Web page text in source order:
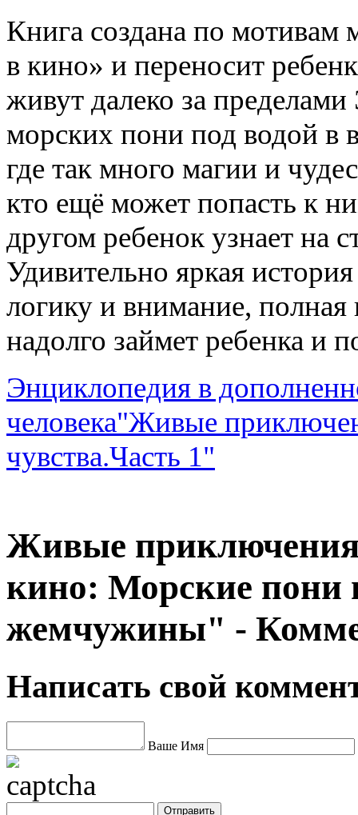
Книга создана по
в кино» и переносит
живут далеко за
морских пони под водой в
где так много магии и
кто ещё может попасть к
другом ребенок узнает на
Удивительно яркая
логику и внимание,
надолго займет ребенка и
Энциклопедия в
человека"Живые
чувства.Часть 1"
Живые
кино: Морские пони
жемчужины" -
Написать свой
Ваше Имя